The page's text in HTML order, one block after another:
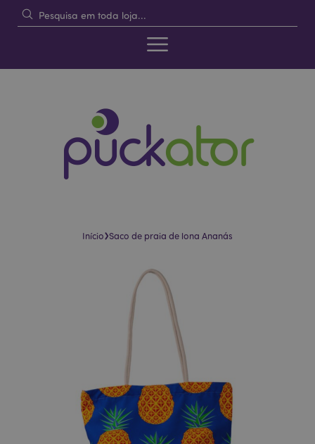
Início›Saco de praia de lona Ananás